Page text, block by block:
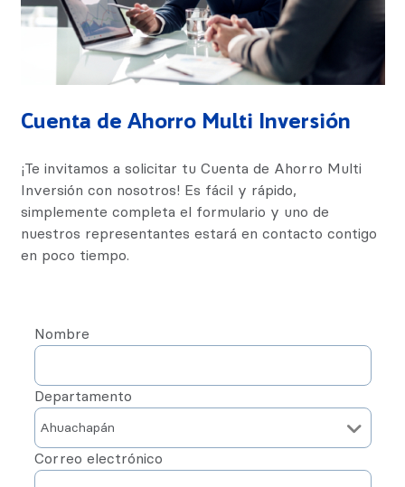
Cuenta de Ahorro Multi Inversión
¡Te invitamos a solicitar tu Cuenta de Ahorro Multi
Inversión con nosotros! Es fácil y rápido,
simplemente completa el formulario y uno de
nuestros representantes estará en contacto contigo
en poco tiempo.
Nombre
Departamento
Correo electrónico